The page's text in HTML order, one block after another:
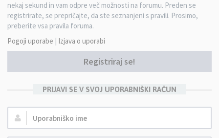
nekaj sekund in vam odpre več možnosti na forumu. Preden se
registrirate, se prepričajte, da ste seznanjeni s pravili. Prosimo,
preberite vsa pravila foruma.
Pogoji uporabe | Izjava o uporabi
Registriraj se!
PRIJAVI SE V SVOJ UPORABNIŠKI RAČUN
Uporabniško
ime: